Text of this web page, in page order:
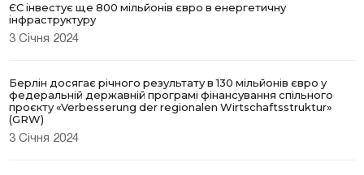
ЄС інвестує ще 800 мільйонів євро в енергетичну
інфраструктуру
3 Січня 2024
Берлін досягає річного результату в 130 мільйонів євро у
федеральній державній програмі фінансування спільного
проєкту «Verbesserung der regionalen Wirtschaftsstruktur»
(GRW)
3 Січня 2024